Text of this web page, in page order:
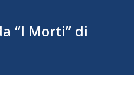
“I Morti” di